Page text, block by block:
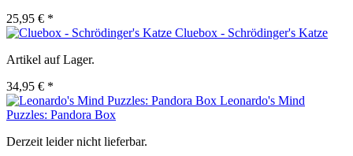
25,95 € *
Cluebox - Schrödinger's Katze
Artikel auf Lager.
34,95 € *
Leonardo's Mind
Puzzles: Pandora Box
Derzeit leider nicht lieferbar.